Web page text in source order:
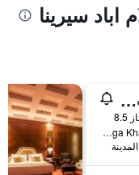
سيرينا
فندق ماريوت إسلام آباد
Aga Khan Road Shalimar 5, إسلام اباد, باكستان